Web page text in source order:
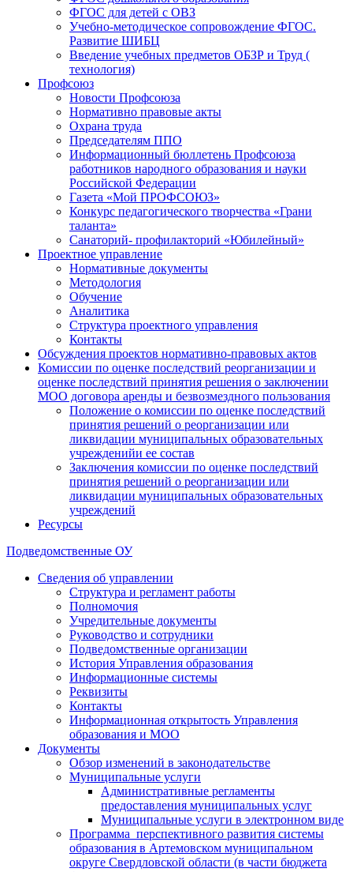
ФГОС для детей с ОВЗ
Учебно-методическое сопровождение ФГОС.
Развитие ШИБЦ
Введение учебных предметов ОБЗР и Труд (
технология)
Профсоюз
Новости Профсоюза
Нормативно правовые акты
Охрана труда
Председателям ППО
Информационный бюллетень Профсоюза
работников народного образования и науки
Российской Федерации
Газета «Мой ПРОФСОЮЗ»
Конкурс педагогического творчества «Грани
таланта»
Санаторий- профилакторий «Юбилейный»
Проектное управление
Нормативные документы
Методология
Обучение
Аналитика
Структура проектного управления
Контакты
Обсуждения проектов нормативно-правовых актов
Комиссии по оценке последствий реорганизации и
оценке последствий принятия решения о заключении
МОО договора аренды и безвозмездного пользования
Положение о комиссии по оценке последствий
принятия решений о реорганизации или
ликвидации муниципальных образовательных
учрежденийи ее состав
Заключения комиссии по оценке последствий
принятия решений о реорганизации или
ликвидации муниципальных образовательных
учреждений
Ресурсы
Подведомственные ОУ
Сведения об управлении
Структура и регламент работы
Полномочия
Учредительные документы
Руководство и сотрудники
Подведомственные организации
История Управления образования
Информационные системы
Реквизиты
Контакты
Информационная открытость Управления
образования и МОО
Документы
Обзор изменений в законодательстве
Муниципальные услуги
Административные регламенты
предоставления муниципальных услуг
Муниципальные услуги в электронном виде
Программа перспективного развития системы
образования в Артемовском муниципальном
округе Свердловской области (в части бюджета